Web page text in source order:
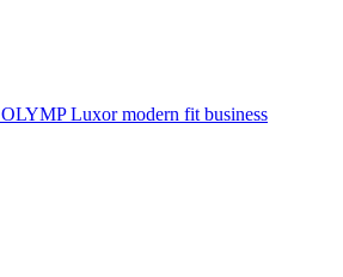
OLYMP Luxor modern fit business